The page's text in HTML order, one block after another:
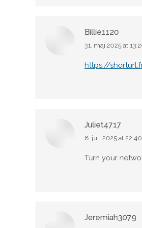
Billie1120
says:
31. maj 2025 at
https://
Juliet4717
says:
8. juli 2025 at 22:40
Turn your
Jeremiah3079